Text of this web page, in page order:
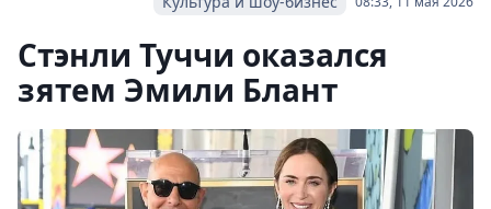
Стэнли Туччи оказался
зятем Эмили Блант